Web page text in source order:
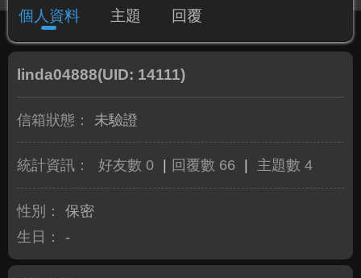
個人資料 主題 回覆
linda04888(UID: 14111)
信箱狀態： 未驗證
統計資訊： 好友數 0 回覆數 66 主題數 4
性別：
保密
生日：
-